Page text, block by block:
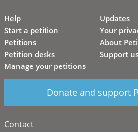
Help
Start a petition
Petitions
Petition desks
Manage your petitions
Updates
Your
About
Support us
Donate and support
Contact